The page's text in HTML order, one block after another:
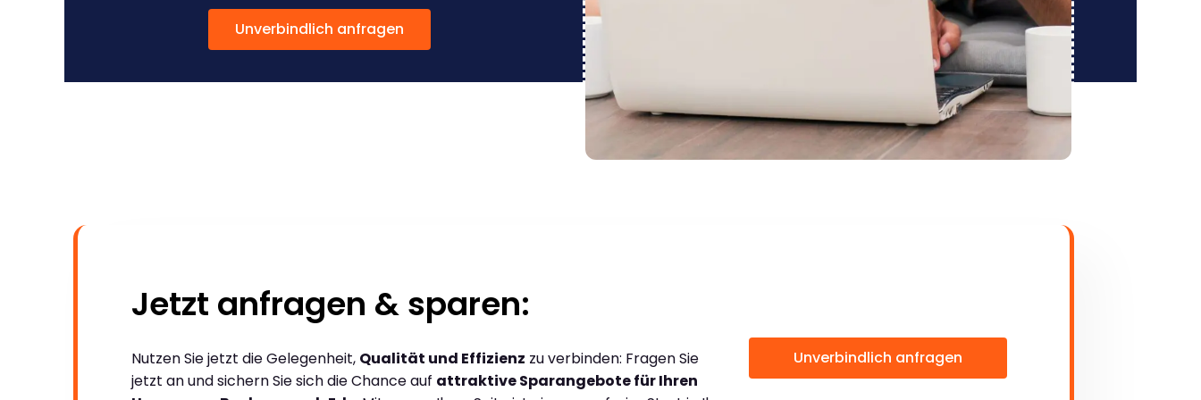
Unverbindlich anfragen
Jetzt anfragen & sparen:
Nutzen Sie jetzt die Gelegenheit, Qualität und Effizienz zu verbinden: Fragen Sie
jetzt an und sichern Sie sich die Chance auf attraktive Sparangebote für Ihren
Unverbindlich anfragen